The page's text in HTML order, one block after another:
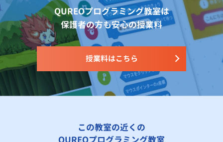
QUREOプログラミング教室は
保護者の方も安心の授業料
授業料はこちら
この教室の近くの